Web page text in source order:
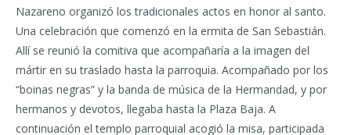
Nazareno organizó los tradicionales actos en honor al santo.
Una celebración que comenzó en la ermita de San Sebastián.
Allí se reunió la comitiva que acompañaría a la imagen del
mártir en su traslado hasta la parroquia. Acompañado por los
“boinas negras” y la banda de música de la Hermandad, y por
hermanos y devotos, llegaba hasta la Plaza Baja. A
continuación el templo parroquial acogió la misa, participada